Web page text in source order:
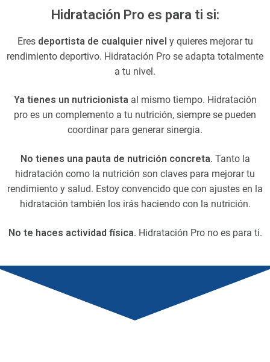
Hidratación Pro es para ti si:
Eres deportista de cualquier nivel y quieres mejorar tu
rendimiento deportivo. Hidratación Pro se adapta totalmente
a tu nivel.
Ya tienes un nutricionistaal mismo tiempo. Hidratación
pro es un complemento a tu nutrición, siempre se pueden
coordinar para generar sinergia.
No tienes una pauta de nutrición concreta. Tanto la
hidratación como la nutrición son claves para mejorar tu
rendimiento y salud. Estoy convencido que con ajustes en la
hidratación también los irás haciendo con la nutrición.
No te haces actividad física. Hidratación Pro no es para ti.